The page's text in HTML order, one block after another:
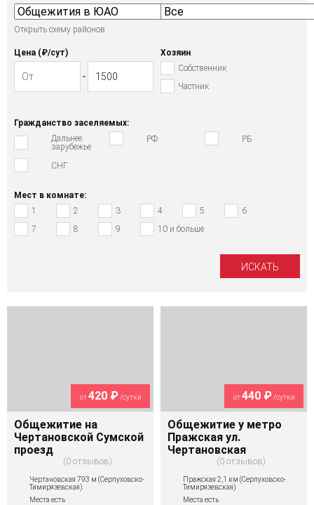
Открыть схему районов
Цена (₽/cут)
Хозяин
Собственник
Частник
Гражданство заселяемых:
Дальнее
зарубежье
РФ РБ
СНГ
Мест в комнате:
1
2 3 4 5
6
7
8 9 10 и больше
от420 ₽/сутки
Общежитие на
Чертановской Сумской
проезд
0 отзывов
Чертановская 793 м (Серпуховско-
Тимирязевская)
Места есть
от440 ₽/сутки
Общежитие у метро
Пражская ул.
Чертановская
0 отзывов
Пражская 2,1 км (Серпуховско-
Тимирязевская)
Места есть